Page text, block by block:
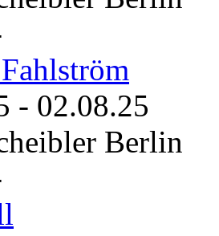
- 02.08.25
Berlin